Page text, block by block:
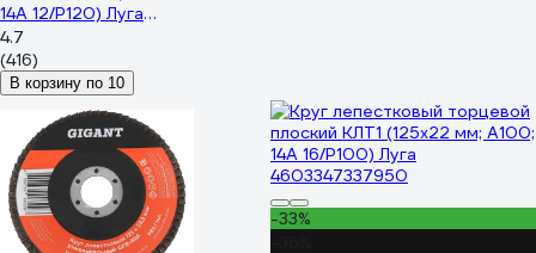
14А 12/Р120) Луга
4603347337943
4.7
(416)
В корзину по 10
-33%